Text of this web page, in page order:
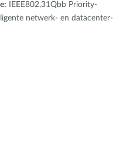
IEEE802,31Qbb Priority-
netwerk- en datacenter-